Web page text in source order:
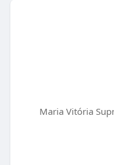
Maria Vitória